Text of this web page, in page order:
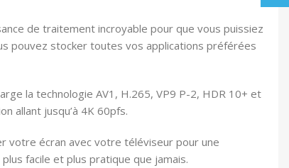
de traitement incroyable pour que vous puissiez
pouvez stocker toutes vos applications préférées
la technologie AV1, H.265, VP9 P-2, HDR 10+ et
allant jusqu’à 4K 60pfs.
votre écran avec votre téléviseur pour une
facile et plus pratique que jamais.